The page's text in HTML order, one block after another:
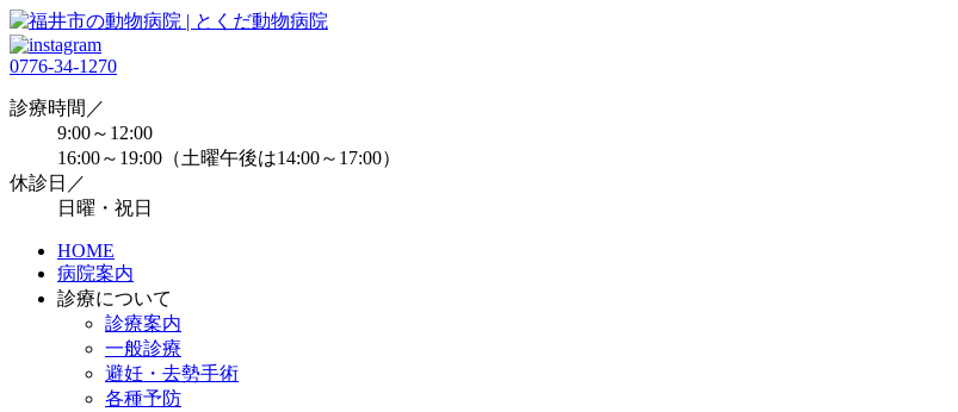
0776-34-1270
診療時間／
9:00～12:00
16:00～19:00（土曜午後は14:00～17:00）
休診日／
日曜・祝日
HOME
病院案内
診療について
診療案内
一般診療
避妊・去勢手術
各種予防